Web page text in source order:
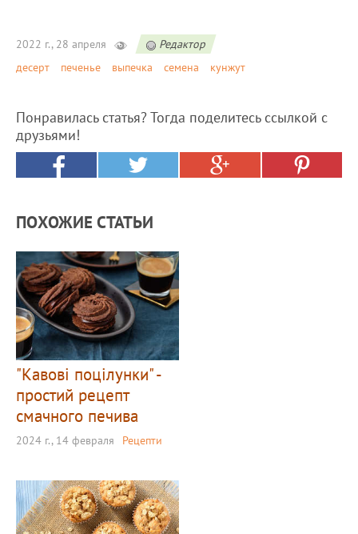
2022 г., 28 апреля
Редактор
десерт
печенье выпечка семена кунжут
Понравилась статья? Тогда поделитесь ссылкой с
друзьями!
ПОХОЖИЕ СТАТЬИ
"Кавові поцілунки" -
простий рецепт
смачного печива
2024 г., 14 февраля Рецепти